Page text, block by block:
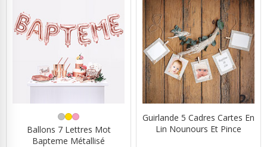
Ballons 7 Lettres Mot
Bapteme Métallisé
Guirlande 5 Cadres Cartes En
Lin Nounours Et Pince